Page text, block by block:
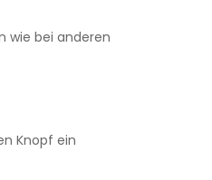
wie bei anderen
Knopf ein